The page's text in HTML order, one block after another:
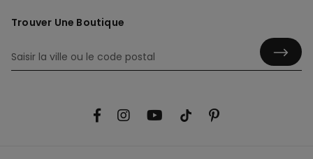
Trouver Une Boutique